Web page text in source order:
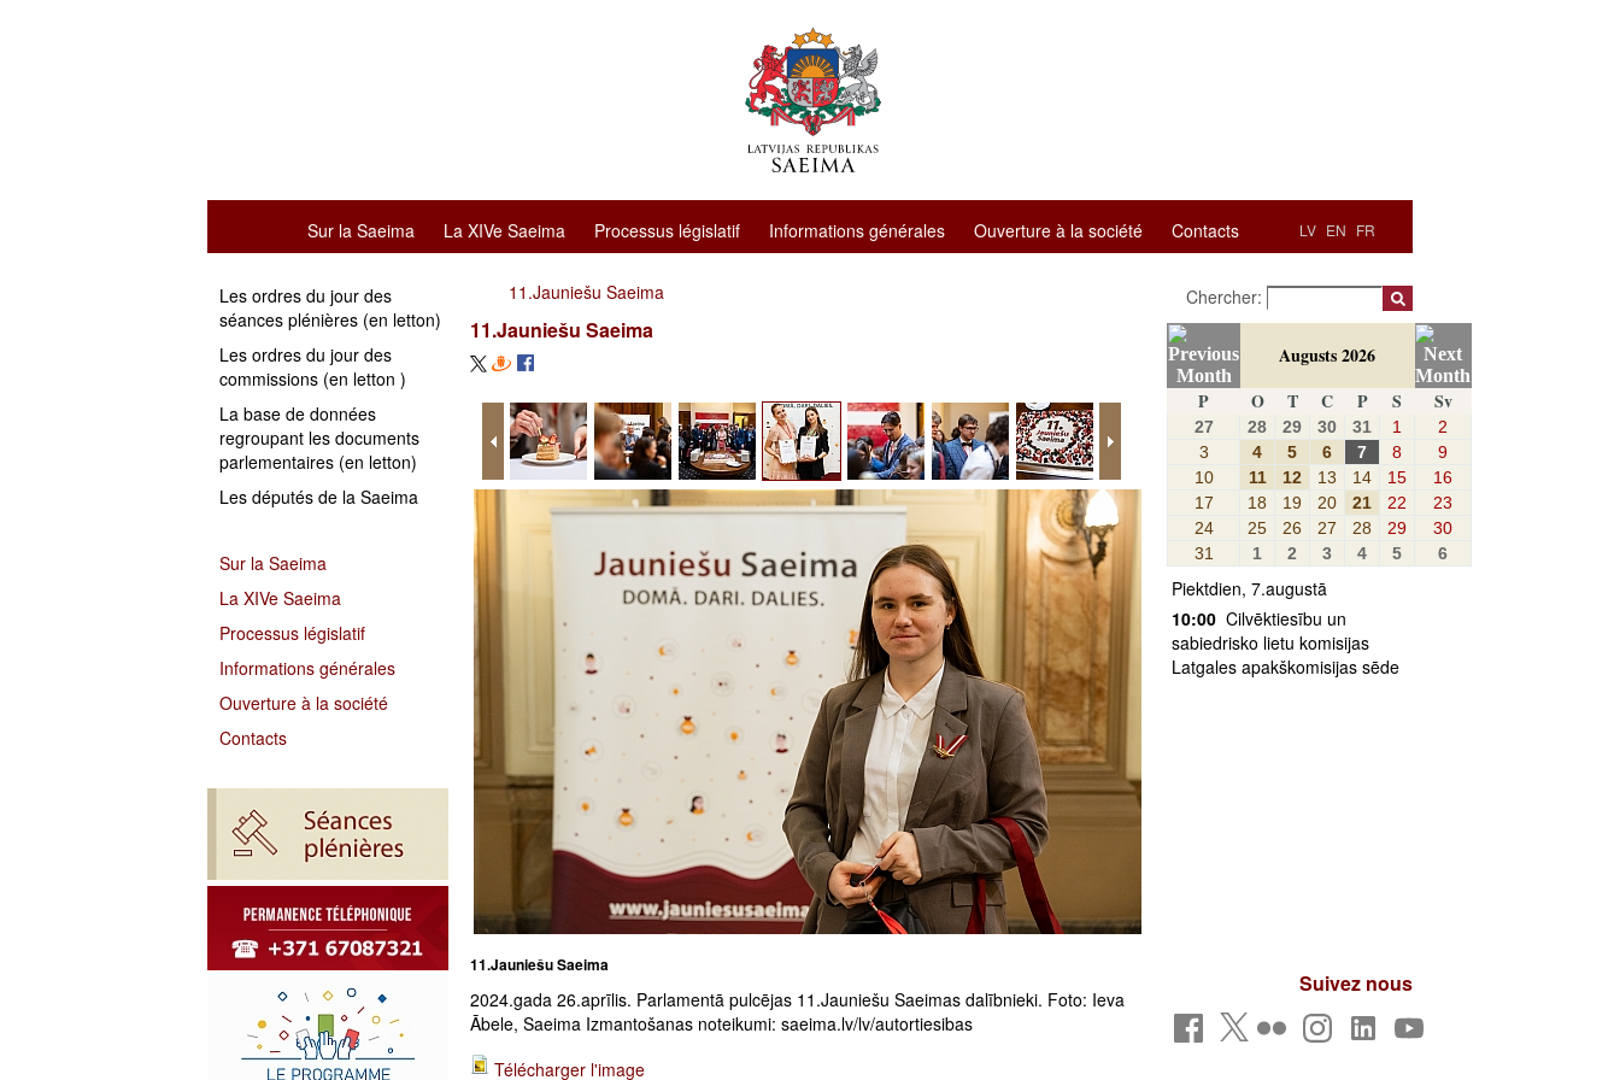
LV EN FR
Sur la Saeima La XIVe Saeima Processus législatif Informations générales Ouverture à la société Contacts
Les ordres du jour des
séances plénières (en letton)
Les ordres du jour des
commissions (en letton )
La base de données
regroupant les documents
parlementaires (en letton)
Les députés de la Saeima
Sur la Saeima
La XIVe Saeima
Processus législatif
Informations générales
Ouverture à la société
Contacts
11.Jauniešu Saeima
11.Jauniešu Saeima
11.Jauniešu Saeima
2024.gada 26.aprīlis. Parlamentā pulcējas 11.Jauniešu Saeimas dalībnieki. Foto: Ieva
Ābele, Saeima Izmantošanas noteikumi: saeima.lv/lv/autortiesibas
Télécharger l'image
Chercher:
Augusts 2026
P
O T C P S Sv
27 28 29 30 31 1
2
3
4 5 6 7 8
9
10
11 12 13 14 15
16
17
18 19 20 21 22
23
24
25 26 27 28 29
30
31
1 2 3 4 5 6
Piektdien, 7.augustā
10:00 Cilvēktiesību un
sabiedrisko lietu komisijas
Latgales apakškomisijas sēde
Suivez nous